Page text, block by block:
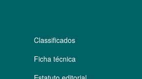
Classificados
Ficha técnica